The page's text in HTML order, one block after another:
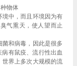
物体
中，而且环境因为有
气熏天，使人望而止
和病毒，因此是很多
有鼠疫、流行性出血
界上多次大规模的流